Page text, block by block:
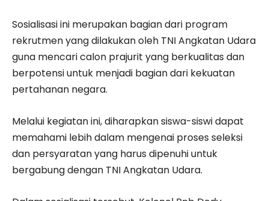
Sosialisasi ini merupakan bagian dari program
rekrutmen yang dilakukan oleh TNI Angkatan Udara
guna mencari calon prajurit yang berkualitas dan
berpotensi untuk menjadi bagian dari kekuatan
pertahanan negara.
Melalui kegiatan ini, diharapkan siswa-siswi dapat
memahami lebih dalam mengenai proses seleksi
dan persyaratan yang harus dipenuhi untuk
bergabung dengan TNI Angkatan Udara.